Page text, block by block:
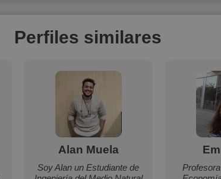
Perfiles similares
Alan Muela
Soy Alan un Estudiante de